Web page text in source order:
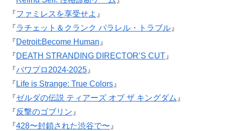
『ファミレスを享受せよ 』
『ラチェット＆クランク パラレル・トラブル 』
『Detroit:Become Human 』
『DEATH STRANDING DIRECTOR’S CUT 』
『パワプロ2024-2025 』
『 Life is Strange: True Colors 』
『ゼルダの伝説 ティアーズ オブ ザ キングダム 』
『反撃のゴブリン 』
『428〜封鎖された渋谷で〜 』